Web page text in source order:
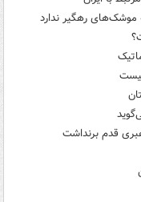
موشک‌های رهگیر ندارد
قدم برنداشت